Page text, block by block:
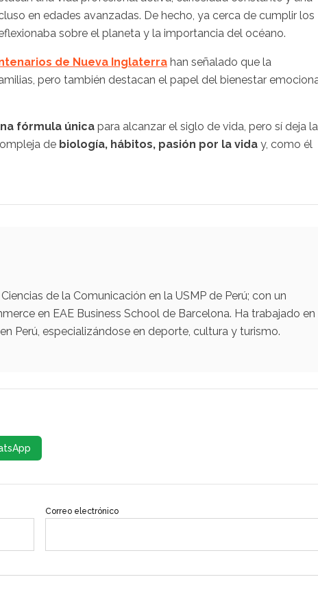
en edades avanzadas. De hecho, ya cerca de cumplir los
sobre el planeta y la importancia del océano.
de Nueva Inglaterra han señalado que la
pero también destacan el papel del bienestar
fórmula única para alcanzar el siglo de vida, pero sí deja la
de biología, hábitos, pasión por la vida y, como él
de la Comunicación en la USMP de Perú; con un
en EAE Business School de Barcelona. Ha trabajado en
Perú, especializándose en deporte, cultura y turismo.
Correo electrónico